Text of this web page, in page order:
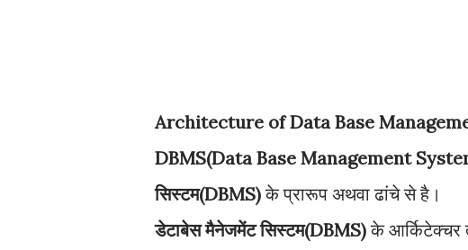
Architecture of Data Base
DBMS(Data Base Management
सिस्टम(DBMS)के प्रारूप अथवा ढांचे से है।
डेटाबेस मैनेजमेंट सिस्टम(DBMS)के आर्किटेक्चर